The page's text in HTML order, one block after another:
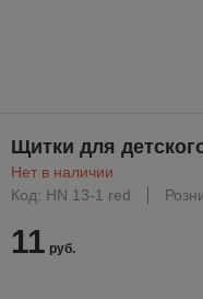
Щитки для
Нет в наличии
Код: HN 13-1 red
11 руб.